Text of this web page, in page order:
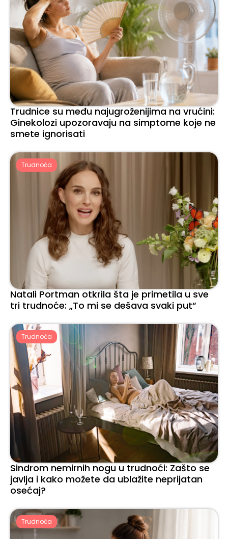
Trudnice su među najugroženijima na vrućini:
Ginekolozi upozoravaju na simptome koje ne
smete ignorisati
Trudnoća
Natali Portman otkrila šta je primetila u sve
tri trudnoće: „To mi se dešava svaki put“
Trudnoća
Sindrom nemirnih nogu u trudnoći: Zašto se
javlja i kako možete da ublažite neprijatan
osećaj?
Trudnoća